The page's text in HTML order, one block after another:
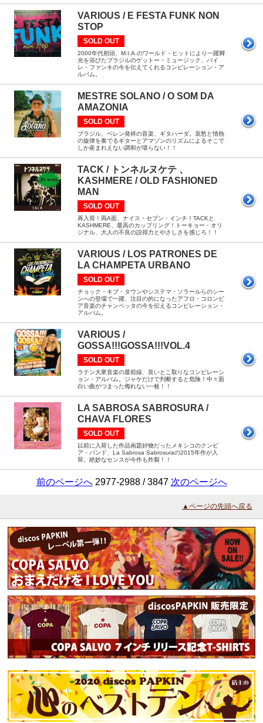
VARIOUS / E FESTA FUNK NON
STOP
SOLD OUT
2000年代初頭、M.I.A.のワールド・ヒットにより一躍脚
光を浴びたブラジルのゲットー・ミュージック、バイ
レ・ファンキの今を伝えてくれるコンピレーション・ア
ルバム。
MESTRE SOLANO / O SOM DA
AMAZONIA
SOLD OUT
ブラジル、ベレン発祥の音楽、ギタハーダ。哀愁と情熱
の旋律を奏でるギターとアマゾンのリズムによるそこで
しか産まれえない調和が堪らない！！
TACK / トンネルヌケテ 、
KASHMERE / OLD FASHIONED
MAN
SOLD OUT
再入荷！両A面、ナイス・セブン・インチ！TACKと
KASHMERE、最高のカップリング！トーキョー・オリ
ジナル、大人の不良の説得力とやさしさを感じろ！！
VARIOUS / LOS PATRONES DE
LA CHAMPETA URBANO
SOLD OUT
チョック・キブ・タウンやシステマ・ソラールらのシー
ンへの登場で一躍、注目の的になったアフロ・コロンビ
ア音楽のチャンペッタの今を伝えるコンピレーション・
アルバム。
VARIOUS /
GOSSA!!!GOSSA!!!VOL.4
SOLD OUT
ラテン大衆音楽の最前線、良いとこ取りなコンピレーシ
ョン・アルバム。ジャケだけで判断すると危険！中々面
白い曲がつまった侮れない一枚！！
LA SABROSA SABROSURA /
CHAVA FLORES
SOLD OUT
以前に入荷した作品画題好物だったメキシコのクンビ
ア・バンド、La Sabrosa Sabrosuraの2015年作が入
荷。絶妙なセンスが今作も炸裂！！
前のページへ2977-2988 / 3847 次のページへ
▲ページの先頭へ戻る